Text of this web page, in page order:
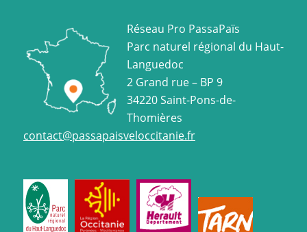
Réseau Pro PassaPaïs
Parc naturel régional du Haut-
Languedoc
2 Grand rue – BP 9
34220 Saint-Pons-de-
Thomières
contact@passapaisveloccitanie.fr